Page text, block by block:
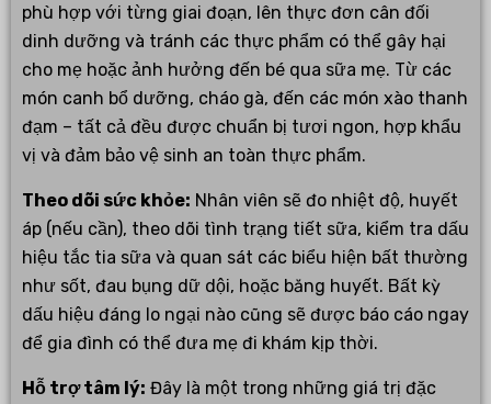
phù hợp với từng giai đoạn, lên thực đơn cân đối
dinh dưỡng và tránh các thực phẩm có thể gây hại
cho mẹ hoặc ảnh hưởng đến bé qua sữa mẹ. Từ các
món canh bổ dưỡng, cháo gà, đến các món xào thanh
đạm – tất cả đều được chuẩn bị tươi ngon, hợp khẩu
vị và đảm bảo vệ sinh an toàn thực phẩm.
Theo dõi sức khỏe: Nhân viên sẽ đo nhiệt độ, huyết
áp (nếu cần), theo dõi tình trạng tiết sữa, kiểm tra dấu
hiệu tắc tia sữa và quan sát các biểu hiện bất thường
như sốt, đau bụng dữ dội, hoặc băng huyết. Bất kỳ
dấu hiệu đáng lo ngại nào cũng sẽ được báo cáo ngay
để gia đình có thể đưa mẹ đi khám kịp thời.
Hỗ trợ tâm lý: Đây là một trong những giá trị đặc